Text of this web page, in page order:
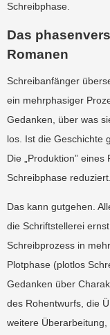
Schreibphase.
Das
Romanen
Schreibanfänger
ein mehrphasiger
Gedanken, über was
los. Ist die Geschichte
Die „Produktion”
Schreibphase reduziert.
Das kann gutgehen.
die Schriftstellerei
Schreibprozess in
Plotphase (plotlos
Gedanken über
des Rohentwurfs, die
weitere Überarbeitung,